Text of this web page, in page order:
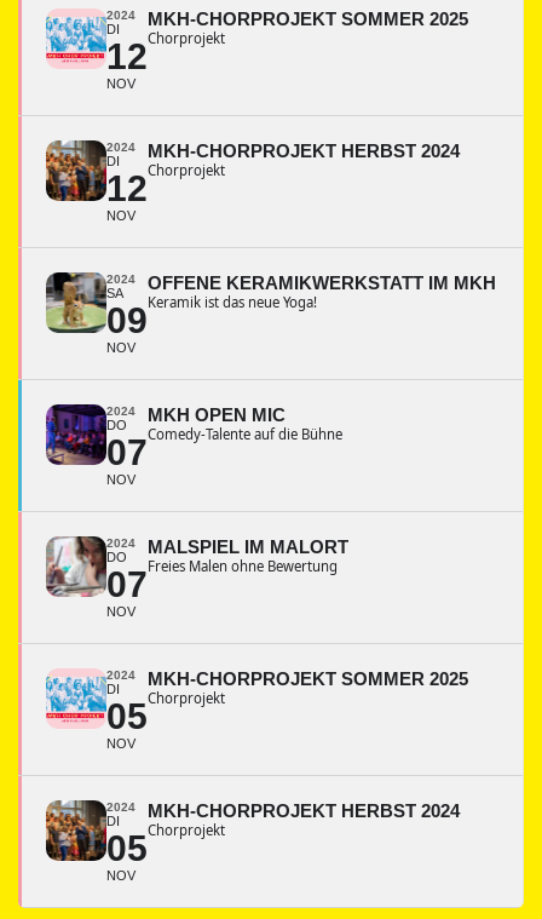
2024
DI
12
NOV
MKH-CHORPROJEKT SOMMER 2025
Chorprojekt
2024
DI
12
NOV
MKH-CHORPROJEKT HERBST 2024
Chorprojekt
2024
SA
09
NOV
OFFENE KERAMIKWERKSTATT IM MKH
Keramik ist das neue Yoga!
2024
DO
07
NOV
MKH OPEN MIC
Comedy-Talente auf die Bühne
2024
DO
07
NOV
MALSPIEL IM MALORT
Freies Malen ohne Bewertung
2024
DI
05
NOV
MKH-CHORPROJEKT SOMMER 2025
Chorprojekt
2024
DI
05
NOV
MKH-CHORPROJEKT HERBST 2024
Chorprojekt